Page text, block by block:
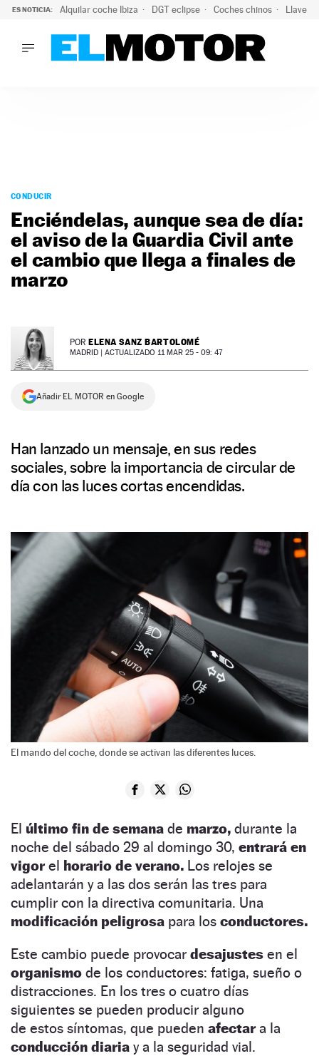
ES NOTICIA: Alquilar coche Ibiza DGT eclipse Coches chinos Llaves
PODCAST
MOTOS
TECNOLOGÍA
SUPERCOCHES
NEWSLETTER
CONDUCIR
Enciéndelas, aunque sea de día:
el aviso de la Guardia Civil ante
el cambio que llega a finales de
marzo
POR ELENA SANZ BARTOLOMÉ
MADRID | ACTUALIZADO 11 MAR 25 - 09: 47
Añadir EL MOTOR en Google
Han lanzado un mensaje, en sus redes
sociales, sobre la importancia de circular de
día con las luces cortas encendidas.
El mando del coche, donde se activan las diferentes luces.
El último fin de semana de marzo, durante la
noche del sábado 29 al domingo 30, entrará en
vigorel horario de verano. Los relojes se
adelantarán y a las dos serán las tres para
cumplir con la directiva comunitaria. Una
modificación peligrosa para los conductores.
Este cambio puede provocar desajustes en el
organismo de los conductores: fatiga, sueño o
distracciones. En los tres o cuatro días
siguientes se pueden producir alguno
de estos síntomas, que pueden afectara la
conducción diaria y a la seguridad vial.